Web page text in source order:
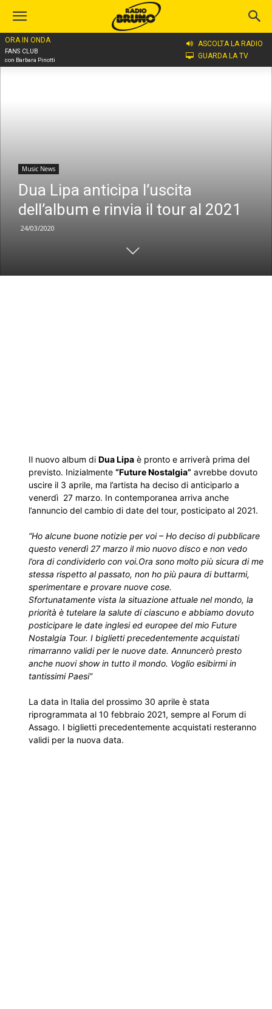
ORA IN ONDA
FANS CLUB
con Barbara Pinotti
ASCOLTA LA RADIO
GUARDA LA TV
Home
Music News
Dua Lipa anticipa l’uscita
dell’album e rinvia il tour al 2021
24/03/2020
Il nuovo album di Dua Lipa è pronto e arriverà prima del
previsto. Inizialmente “Future Nostalgia” avrebbe dovuto
uscire il 3 aprile, ma l’artista ha deciso di anticiparlo a
venerdì 27 marzo. In contemporanea arriva anche
l’annuncio del cambio di date del tour, posticipato al 2021.
“Ho alcune buone notizie per voi – Ho deciso di pubblicare
questo venerdì 27 marzo il mio nuovo disco e non vedo
l’ora di condividerlo con voi.Ora sono molto più sicura di me
stessa rispetto al passato, non ho più paura di buttarmi,
sperimentare e provare nuove cose.
Sfortunatamente vista la situazione attuale nel mondo, la
priorità è tutelare la salute di ciascuno e abbiamo dovuto
posticipare le date inglesi ed europee del mio Future
Nostalgia Tour. I biglietti precedentemente acquistati
rimarranno validi per le nuove date. Annuncerò presto
anche nuovi show in tutto il mondo. Voglio esibirmi in
tantissimi Paesi”
La data in Italia del prossimo 30 aprile è stata
riprogrammata al 10 febbraio 2021, sempre al Forum di
Assago. I biglietti precedentemente acquistati resteranno
validi per la nuova data.